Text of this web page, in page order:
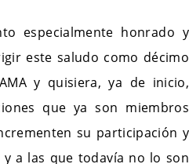
especialmente honrado y
este saludo como décimo
y quisiera, ya de inicio,
que ya son miembros
su participación y
a las que todavía no lo son